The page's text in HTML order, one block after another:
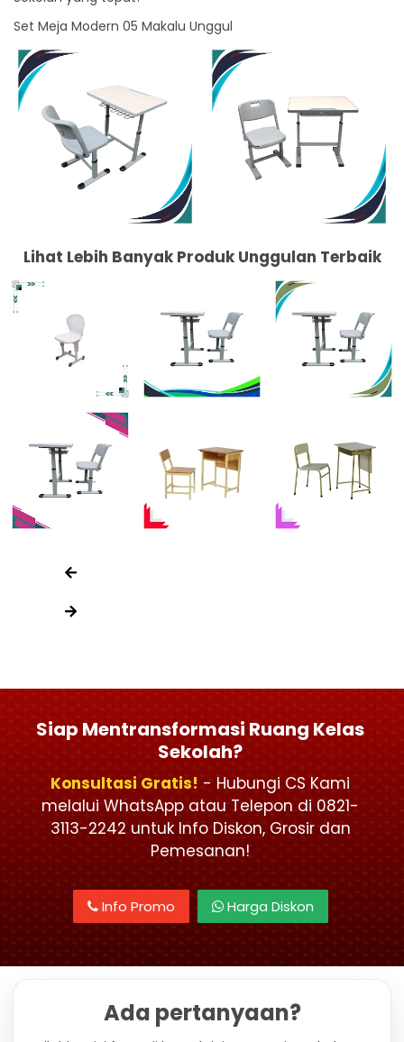
Set Meja Modern 05 Makalu Unggul
Lihat Lebih Banyak Produk Unggulan Terbaik
Siap Mentransformasi Ruang Kelas
Sekolah?
Konsultasi Gratis! - Hubungi CS Kami
melalui WhatsApp atau Telepon di 0821-
3113-2242 untuk Info Diskon, Grosir dan
Pemesanan!
Info Promo Harga Diskon
Ada pertanyaan?